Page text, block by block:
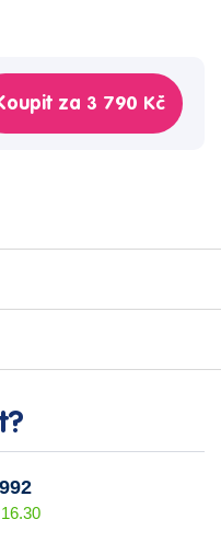
za 3 790 Kč